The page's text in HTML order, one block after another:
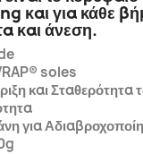
και για κάθε
και άνεση.
soles
και Σταθερότητα
για